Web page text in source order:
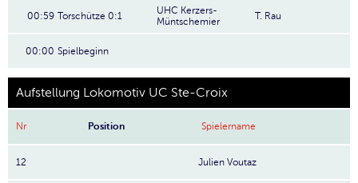
00:59 Torschütze 0:1
UHC Kerzers-
Müntschemier
T. Rau
00:00 Spielbeginn
Aufstellung Lokomotiv UC Ste-Croix
Nr Position Spielername
12 Julien Voutaz